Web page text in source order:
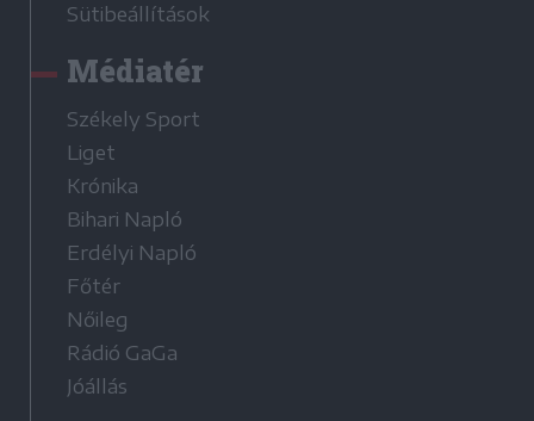
Sütibeállítások
Médiatér
Székely Sport
Liget
Krónika
Bihari Napló
Erdélyi Napló
Főtér
Nőileg
Rádió GaGa
Jóállás